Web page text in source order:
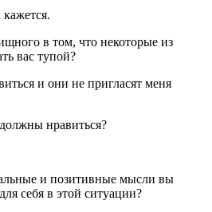
в том, что некоторые из
вас тупой?
и они не пригласят меня
нравиться?
и позитивные мысли вы
себя в этой ситуации?